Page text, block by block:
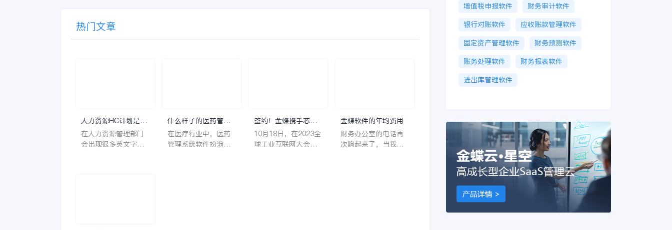
热门文章
人力资源HC计划是什
么意思？
在人力资源管理部门
会出现很多英文字母
什么样子的医药管理
系统软件更好用？
在医疗行业中，医药
管理系统软件扮演着
签约！金蝶携手芯源
微，助力半导体装备
制造领先企业迈向世
10月18日，在2023全
球工业互联网大会期
金蝶软件的年均费用
财务办公室的电话再
次响起来了，当我拿
增值税申报软件
财务审计软件
银行对账软件
应收账款管理软件
固定资产管理软件
财务预测软件
账务处理软件
财务报表软件
进出库管理软件